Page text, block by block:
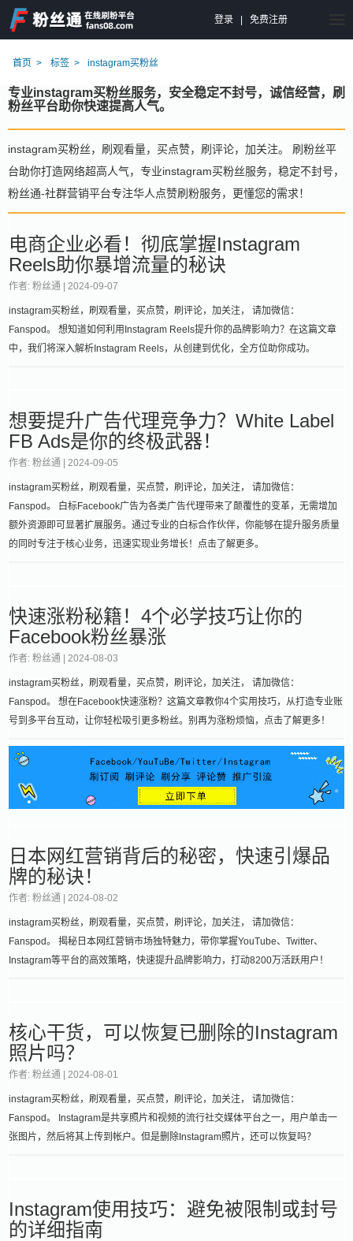
登录 免费注册
首页 标签 instagram买粉丝
专业instagram买粉丝服务，安全稳定不封号，诚信经营，刷
粉丝平台助你快速提高人气。
instagram买粉丝，刷观看量，买点赞，刷评论，加关注。 刷粉丝平
台助你打造网络超高人气，专业instagram买粉丝服务，稳定不封号，
粉丝通-社群营销平台专注华人点赞刷粉服务，更懂您的需求！
电商企业必看！彻底掌握Instagram
Reels助你暴增流量的秘诀
作者: 粉丝通 | 2024-09-07
instagram买粉丝，刷观看量，买点赞，刷评论，加关注， 请加微信：
Fanspod。 想知道如何利用Instagram Reels提升你的品牌影响力？在这篇文章
中，我们将深入解析Instagram Reels，从创建到优化，全方位助你成功。
想要提升广告代理竞争力？White Label
FB Ads是你的终极武器！
作者: 粉丝通 | 2024-09-05
instagram买粉丝，刷观看量，买点赞，刷评论，加关注， 请加微信：
Fanspod。 白标Facebook广告为各类广告代理带来了颠覆性的变革，无需增加
额外资源即可显著扩展服务。通过专业的白标合作伙伴，你能够在提升服务质量
的同时专注于核心业务，迅速实现业务增长！点击了解更多。
快速涨粉秘籍！4个必学技巧让你的
Facebook粉丝暴涨
作者: 粉丝通 | 2024-08-03
instagram买粉丝，刷观看量，买点赞，刷评论，加关注， 请加微信：
Fanspod。 想在Facebook快速涨粉？这篇文章教你4个实用技巧，从打造专业账
号到多平台互动，让你轻松吸引更多粉丝。别再为涨粉烦恼，点击了解更多！
日本网红营销背后的秘密，快速引爆品
牌的秘诀！
作者: 粉丝通 | 2024-08-02
instagram买粉丝，刷观看量，买点赞，刷评论，加关注， 请加微信：
Fanspod。 揭秘日本网红营销市场独特魅力，带你掌握YouTube、Twitter、
Instagram等平台的高效策略，快速提升品牌影响力，打动8200万活跃用户！
核心干货，可以恢复已删除的Instagram
照片吗？
作者: 粉丝通 | 2024-08-01
instagram买粉丝，刷观看量，买点赞，刷评论，加关注， 请加微信：
Fanspod。 Instagram是共享照片和视频的流行社交媒体平台之一，用户单击一
张图片，然后将其上传到帐户。但是删除Instagram照片，还可以恢复吗？
Instagram使用技巧：避免被限制或封号
的详细指南